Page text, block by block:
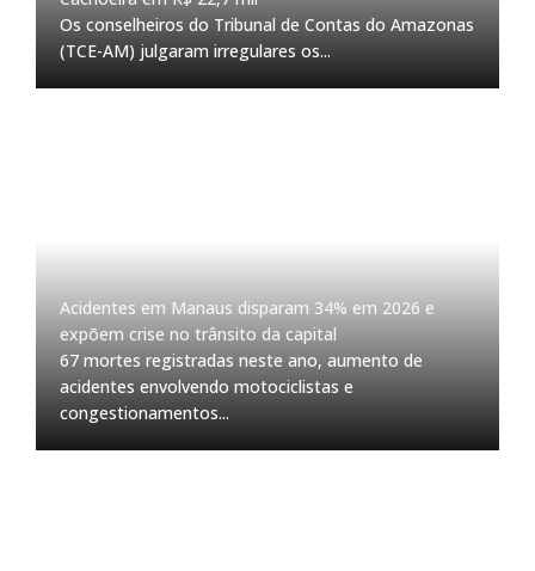
Os conselheiros do Tribunal de Contas do Amazonas
(TCE-AM) julgaram irregulares os...
Acidentes em Manaus disparam 34% em 2026 e
expõem crise no trânsito da capital
67 mortes registradas neste ano, aumento de
acidentes envolvendo motociclistas e
congestionamentos...